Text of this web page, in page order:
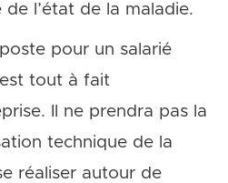
l’état de la maladie.
pour un salarié
tout à fait
Il ne prendra pas la
technique de la
réaliser autour de